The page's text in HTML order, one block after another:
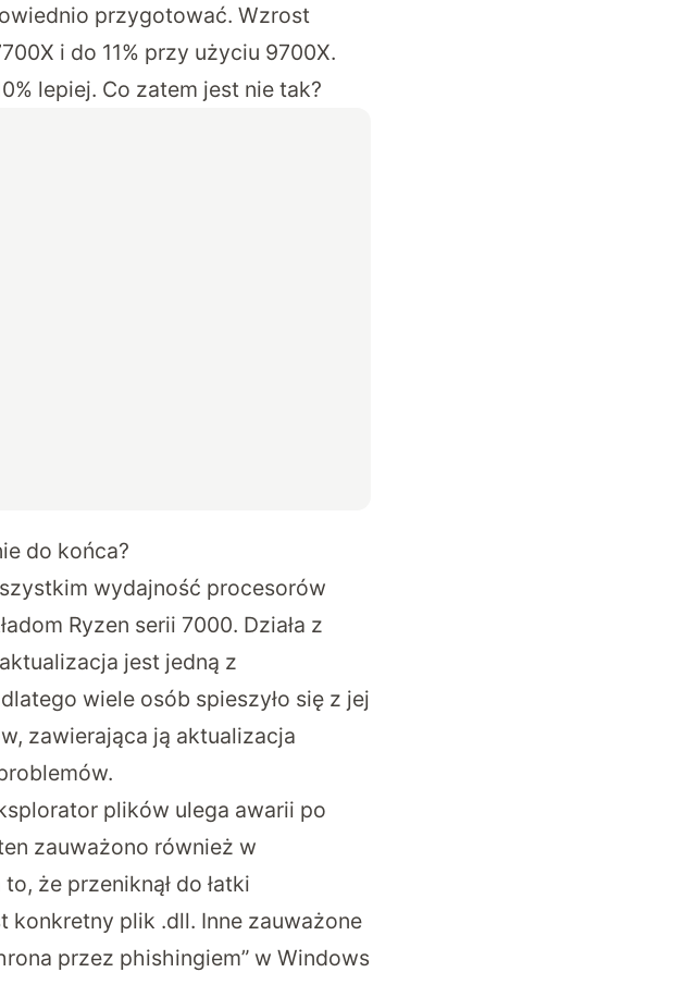
przygotować. Wzrost
i do 11% przy użyciu 9700X.
lepiej. Co zatem jest nie tak?
do końca?
wydajność procesorów
Ryzen serii 7000. Działa z
jest jedną z
wiele osób spieszyło się z jej
zawierająca ją aktualizacja
plików ulega awarii po
zauważono również w
że przeniknął do łatki
konkretny plik .dll. Inne zauważone
przez phishingiem” w Windows